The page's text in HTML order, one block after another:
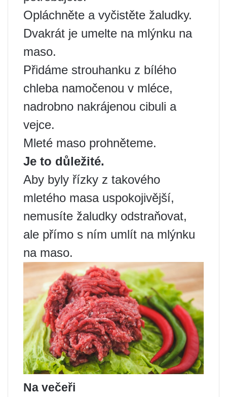
Opláchněte a vyčistěte žaludky.
Dvakrát je umelte na mlýnku na
maso.
Přidáme strouhanku z bílého
chleba namočenou v mléce,
nadrobno nakrájenou cibuli a
vejce.
Mleté maso prohněteme.
Je to důležité.
Aby byly řízky z takového
mletého masa uspokojivější,
nemusíte žaludky odstraňovat,
ale přímo s ním umlít na mlýnku
na maso.
Na večeři